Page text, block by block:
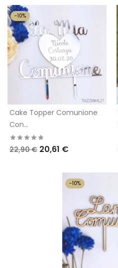
Cake Topper Comunione
Con...
22,90 € 20,61 €
-10%
-10%